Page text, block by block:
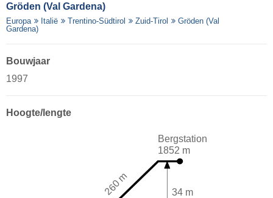
Gröden (Val Gardena)
Europa Italië Trentino-Südtirol Zuid-Tirol
Gröden (Val
Gardena)
Bouwjaar
1997
Hoogte/lengte
Bergstation
1852 m
34 m
260 m